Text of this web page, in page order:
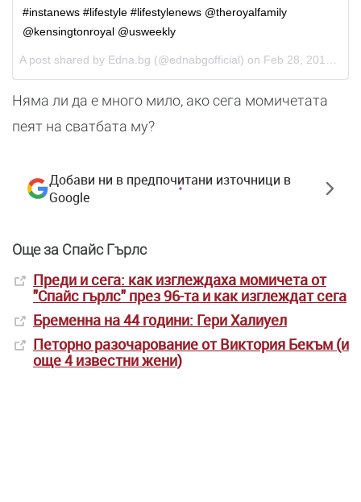
#instanews #lifestyle #lifestylenews @theroyalfamily
@kensingtonroyal @usweekly
A post shared by Edna.bg (@ednabgofficial) on Feb 28, 2018 at 3:46am PST
Няма ли да е много мило, ако сега момичетата
пеят на сватбата му?
Добави ни в предпочитани източници в
Google
Още за Спайс Гърлс
Преди и сега: как изглеждаха момичета от
"Спайс гърлс" през 96-та и как изглеждат сега
Бременна на 44 години: Гери Халиуел
Петорно разочарование от Виктория Бекъм (и
още 4 известни жени)